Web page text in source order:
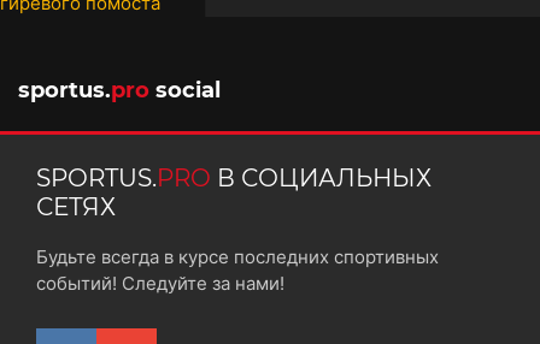
sportus.pro social
SPORTUS.PRO В СОЦИАЛЬНЫХ
СЕТЯХ
Будьте всегда в курсе последних спортивных
событий! Следуйте за нами!